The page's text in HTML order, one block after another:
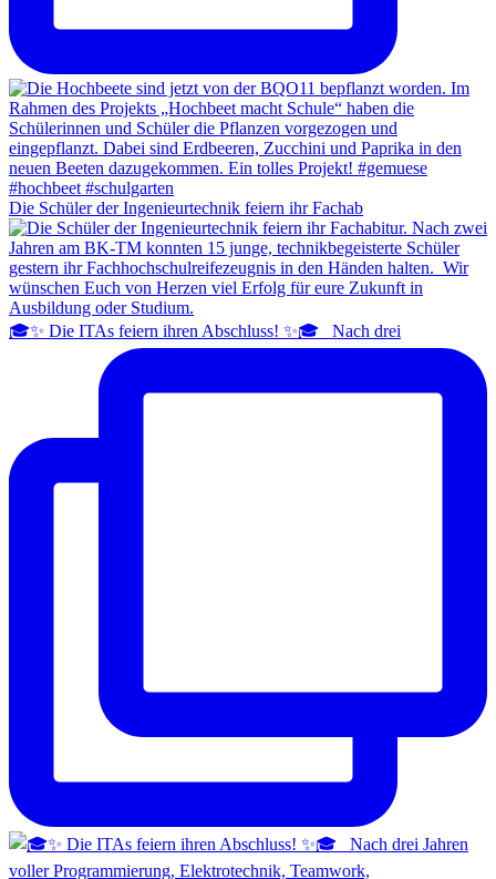
Die Schüler der Ingenieurtechnik feiern ihr Fachab
🎓✨ Die ITAs feiern ihren Abschluss! ✨🎓 Nach drei